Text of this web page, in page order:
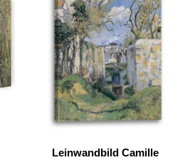
Leinwandbild Camille